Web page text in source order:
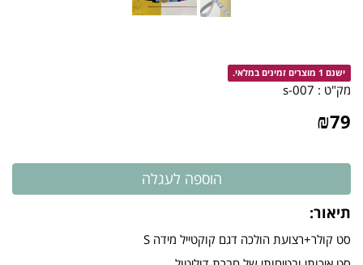
ישנם 1 מוצרים זמינים במלאי.
מק"ט : 007-s
₪79
תיאור:
סט קולר+רצועת הולכה דגם קוקטייל מידה S